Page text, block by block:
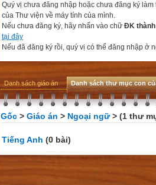
Quý vị chưa đăng nhập hoặc chưa đăng ký
của Thư viện về máy tính của mình.
Nếu chưa đăng ký, hãy nhấn vào chữ ĐK
tại đây
Nếu đã đăng ký rồi, quý vị có thể đăng nhập ở
Danh sách giáo án Danh sách thư mục con
Gốc > Giáo án > Ngoại ngữ> (1 thư
Tiếng Anh (0 bài)